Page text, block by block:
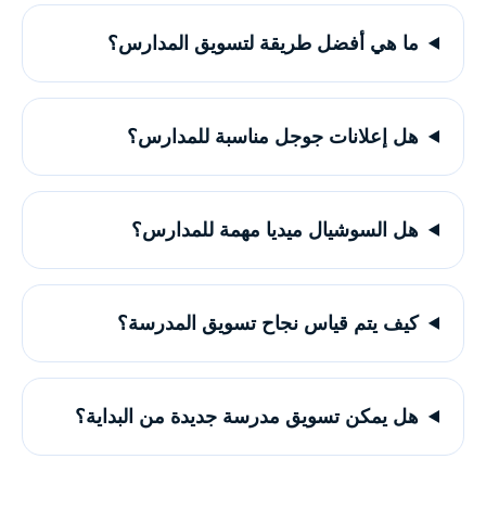
ما هي أفضل طريقة لتسويق المدارس؟
هل إعلانات جوجل مناسبة للمدارس؟
هل السوشيال ميديا مهمة للمدارس؟
كيف يتم قياس نجاح تسويق المدرسة؟
هل يمكن تسويق مدرسة جديدة من البداية؟